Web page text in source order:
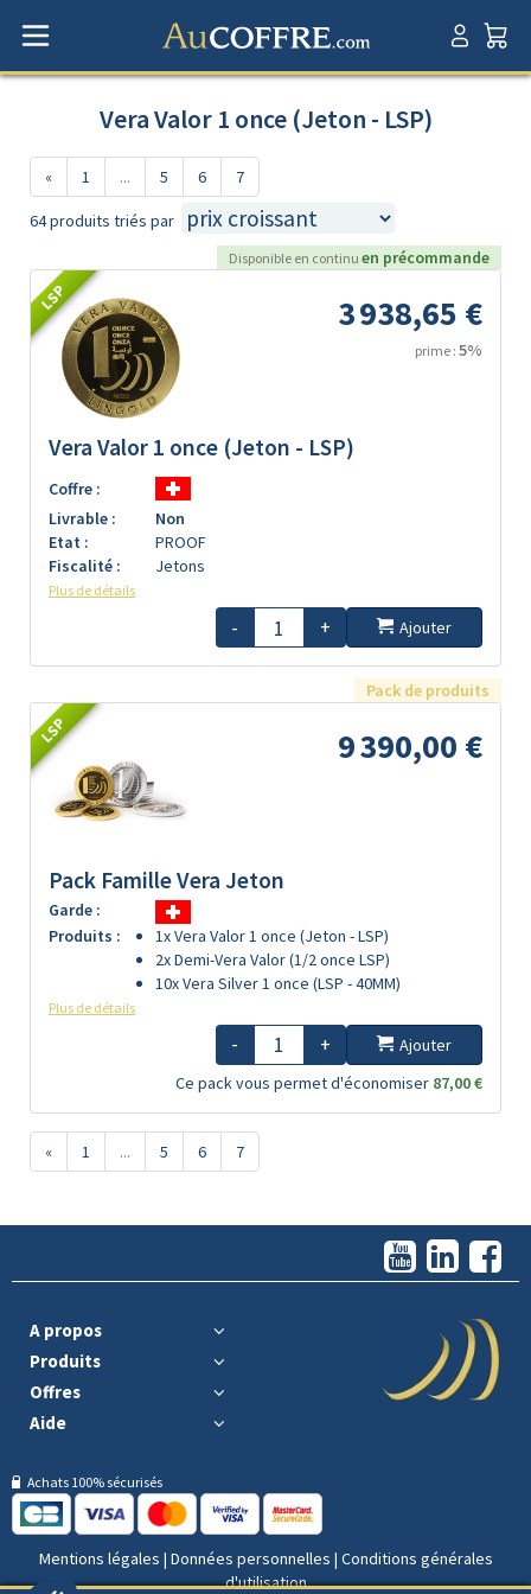
Vera Valor 1 once (Jeton - LSP)
« 1 ... 5 6 7
64 produits triés par
Disponible en continu en précommande
LSP 3 938,65 €
prime : 5%
Vera Valor 1 once (Jeton - LSP)
Coffre :
Livrable :
Non
Etat :
PROOF
Fiscalité :
Jetons
Plus de détails
- + Ajouter
Pack de produits
LSP 9 390,00 €
Pack Famille Vera Jeton
Garde :
Produits :
1x Vera Valor 1 once (Jeton - LSP)
2x Demi-Vera Valor (1/2 once LSP)
10x Vera Silver 1 once (LSP - 40MM)
Plus de détails
- +
Ajouter
Ce pack vous permet d'économiser 87,00 €
« 1 ... 5 6 7
A propos
Produits
Offres
Aide
Achats 100% sécurisés
Mentions légales | Données personnelles | Conditions générales
d'utilisation